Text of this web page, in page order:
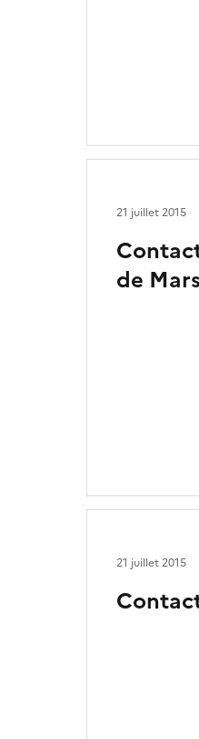
de
21 juillet 2015
21 juillet 2015